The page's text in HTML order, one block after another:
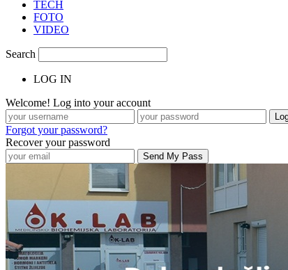
TECH
FOTO
VIDEO
Search
LOG IN
Welcome! Log into your account
Forgot your password?
Recover your password